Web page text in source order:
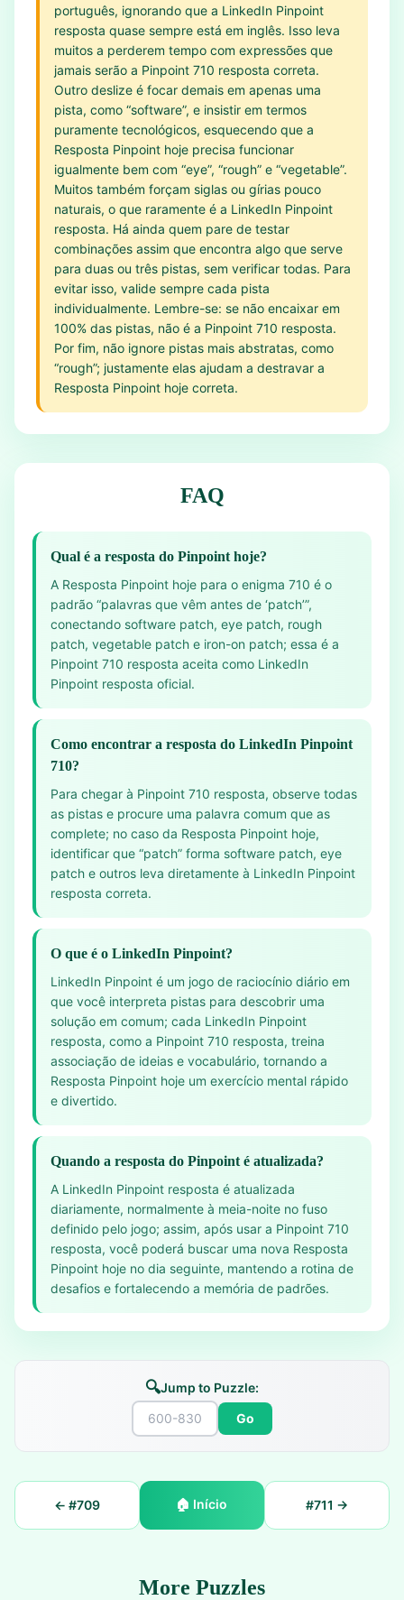
português, ignorando que a LinkedIn Pinpoint
resposta quase sempre está em inglês. Isso leva
muitos a perderem tempo com expressões que
jamais serão a Pinpoint 710 resposta correta.
Outro deslize é focar demais em apenas uma
pista, como “software”, e insistir em termos
puramente tecnológicos, esquecendo que a
Resposta Pinpoint hoje precisa funcionar
igualmente bem com “eye”, “rough” e “vegetable”.
Muitos também forçam siglas ou gírias pouco
naturais, o que raramente é a LinkedIn Pinpoint
resposta. Há ainda quem pare de testar
combinações assim que encontra algo que serve
para duas ou três pistas, sem verificar todas. Para
evitar isso, valide sempre cada pista
individualmente. Lembre-se: se não encaixar em
100% das pistas, não é a Pinpoint 710 resposta.
Por fim, não ignore pistas mais abstratas, como
“rough”; justamente elas ajudam a destravar a
Resposta Pinpoint hoje correta.
FAQ
Qual é a resposta do Pinpoint hoje?
A Resposta Pinpoint hoje para o enigma 710 é o
padrão “palavras que vêm antes de ‘patch’”,
conectando software patch, eye patch, rough
patch, vegetable patch e iron-on patch; essa é a
Pinpoint 710 resposta aceita como LinkedIn
Pinpoint resposta oficial.
Como encontrar a resposta do LinkedIn Pinpoint
710?
Para chegar à Pinpoint 710 resposta, observe todas
as pistas e procure uma palavra comum que as
complete; no caso da Resposta Pinpoint hoje,
identificar que “patch” forma software patch, eye
patch e outros leva diretamente à LinkedIn Pinpoint
resposta correta.
O que é o LinkedIn Pinpoint?
LinkedIn Pinpoint é um jogo de raciocínio diário em
que você interpreta pistas para descobrir uma
solução em comum; cada LinkedIn Pinpoint
resposta, como a Pinpoint 710 resposta, treina
associação de ideias e vocabulário, tornando a
Resposta Pinpoint hoje um exercício mental rápido
e divertido.
Quando a resposta do Pinpoint é atualizada?
A LinkedIn Pinpoint resposta é atualizada
diariamente, normalmente à meia-noite no fuso
definido pelo jogo; assim, após usar a Pinpoint 710
resposta, você poderá buscar uma nova Resposta
Pinpoint hoje no dia seguinte, mantendo a rotina de
desafios e fortalecendo a memória de padrões.
🔍Jump to Puzzle:
Go
← #709 🏠 Início #711 →
More Puzzles